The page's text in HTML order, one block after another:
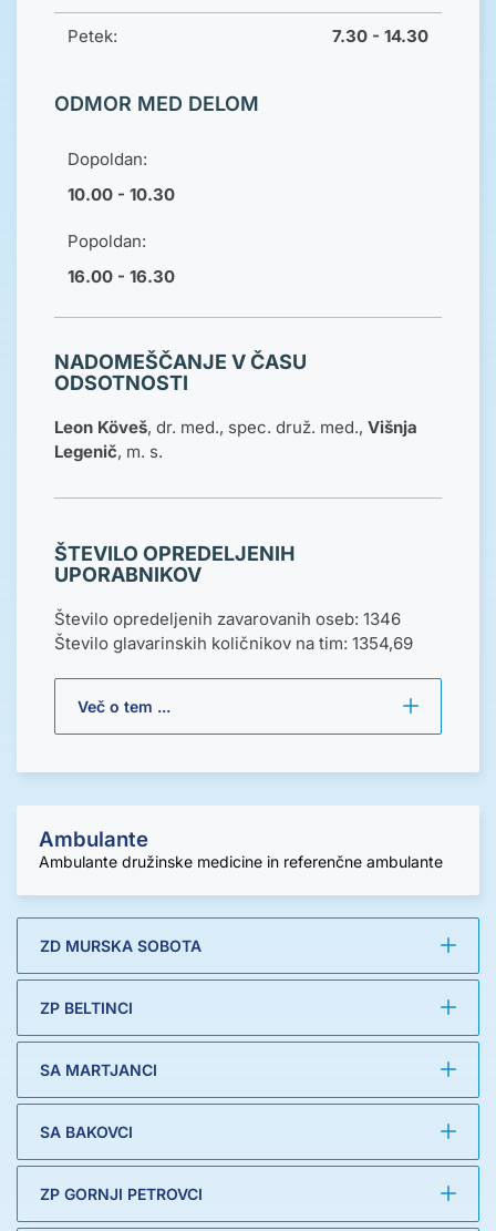
Petek: 7.30 - 14.30
ODMOR MED DELOM
Dopoldan:
10.00 - 10.30
Popoldan:
16.00 - 16.30
NADOMEŠČANJE V ČASU
ODSOTNOSTI
Leon Köveš, dr. med., spec. druž. med., Višnja
Legenič, m. s.
ŠTEVILO OPREDELJENIH
UPORABNIKOV
Število opredeljenih zavarovanih oseb: 1346
Število glavarinskih količnikov na tim: 1354,69
Več o tem ...
Ambulante
Ambulante družinske medicine in referenčne ambulante
ZD MURSKA SOBOTA
ZP BELTINCI
SA MARTJANCI
SA BAKOVCI
ZP GORNJI PETROVCI